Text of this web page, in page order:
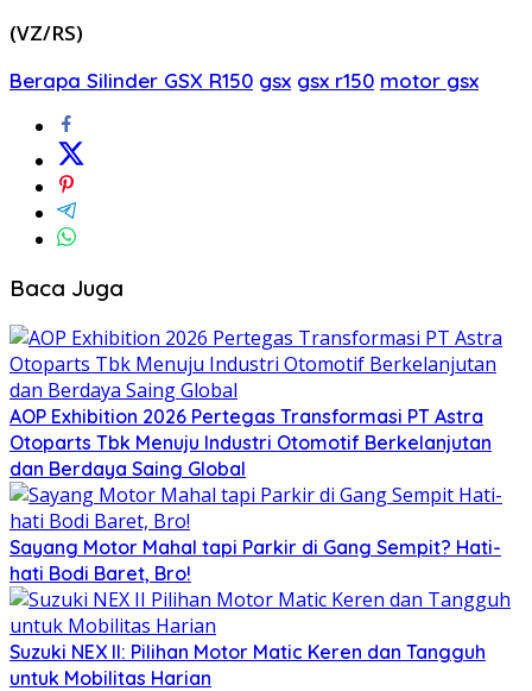
(VZ/RS)
Berapa Silinder GSX R150 gsx gsx r150 motor gsx
Baca Juga
AOP Exhibition 2026 Pertegas Transformasi PT Astra
Otoparts Tbk Menuju Industri Otomotif Berkelanjutan
dan Berdaya Saing Global
Sayang Motor Mahal tapi Parkir di Gang Sempit? Hati-
hati Bodi Baret, Bro!
Suzuki NEX II: Pilihan Motor Matic Keren dan Tangguh
untuk Mobilitas Harian